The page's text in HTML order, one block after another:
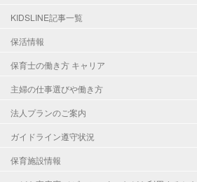
KIDSLINE記事一覧
保活情報
保育士の働き方 キャリア
主婦の仕事選びや働き方
法人プランのご案内
ガイドライン遵守状況
保育施設情報